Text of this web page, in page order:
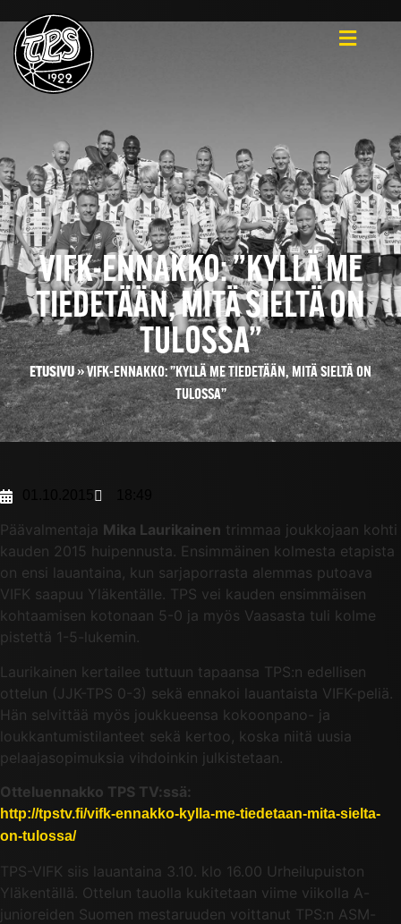
VIFK-ENNAKKO: ”KYLLÄ ME
TIEDETÄÄN, MITÄ SIELTÄ ON
TULOSSA”
ETUSIVU»VIFK-ENNAKKO: ”KYLLÄ ME TIEDETÄÄN, MITÄ SIELTÄ ON
TULOSSA”
Päävalmentaja Mika Laurikainen trimmaa joukkojaan kohti
kauden 2015 huipennusta. Ensimmäinen kolmesta etapista
on ensi lauantaina, kun sarjaporrasta alemmas putoava
VIFK saapuu Yläkentälle. TPS vei kauden ensimmäisen
kohtaamisen kotonaan 5-0 ja myös Vaasasta tuli kolme
pistettä 1-5-lukemin.
Laurikainen kertailee tuttuun tapaansa TPS:n edellisen
ottelun (JJK-TPS 0-3) sekä ennakoi lauantaista VIFK-peliä.
Hän selvittää myös joukkueensa kokoonpano- ja
loukkantumistilanteet sekä kertoo, koska niitä uusia
pelaajasopimuksia vihdoinkin julkistetaan.
Otteluennakko TPS TV:ssä:
http://tpstv.fi/vifk-ennakko-kylla-me-tiedetaan-mita-sielta-
on-tulossa/
TPS-VIFK siis lauantaina 3.10. klo 16.00 Urheilupuiston
Yläkentällä. Ottelun tauolla kukitetaan viime viikolla A-
junioreiden Suomen mestaruuden voittanut TPS:n ASM-